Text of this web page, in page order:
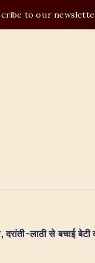
to our
दरांती-लाठी से बचाई बेटी